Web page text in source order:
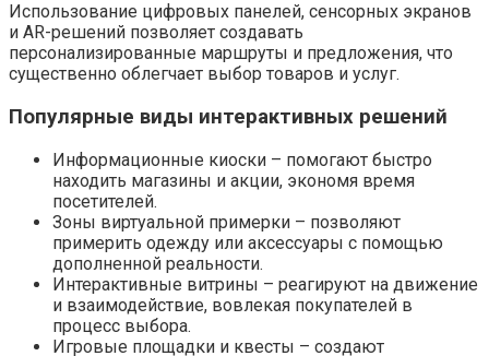
Использование цифровых панелей, сенсорных экранов
и AR-решений позволяет создавать
персонализированные маршруты и предложения, что
существенно облегчает выбор товаров и услуг.
Популярные виды интерактивных решений
Информационные киоски – помогают быстро
находить магазины и акции, экономя время
посетителей.
Зоны виртуальной примерки – позволяют
примерить одежду или аксессуары с помощью
дополненной реальности.
Интерактивные витрины – реагируют на движение
и взаимодействие, вовлекая покупателей в
процесс выбора.
Игровые площадки и квесты – создают